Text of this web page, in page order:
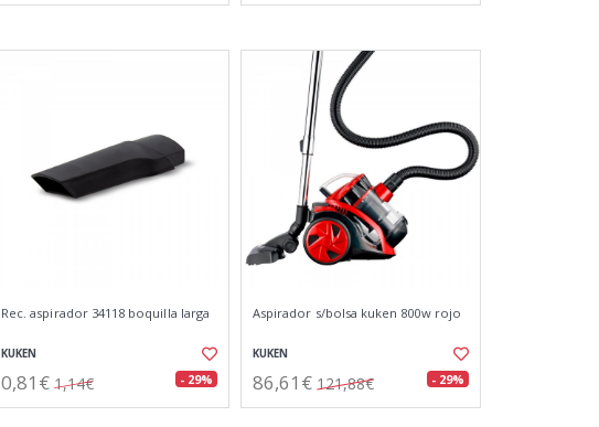
Rec. aspirador 34118 boquilla larga
KUKEN
0,81€ 1,14€ - 29%
Aspirador s/bolsa kuken 800w rojo
KUKEN
86,61€ 121,88€ - 29%